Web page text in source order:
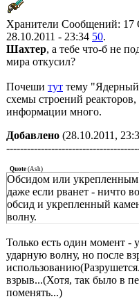
Хранители Сообщений: 17
28.10.2011 - 23:34 50.
Шахтер, а тебе что-б не
мира откусил?
Почеши тут тему "Ядерный
схемы строений
информации много.
Добавлено (28.10.2011,
Quote (Ash)
Обсидом или
даже если рванет - ничто
обсид и укрепленный
волну.
Только есть один момент -
ударную волну, но после
взрыв...(Хотя, так было в
поменять...)